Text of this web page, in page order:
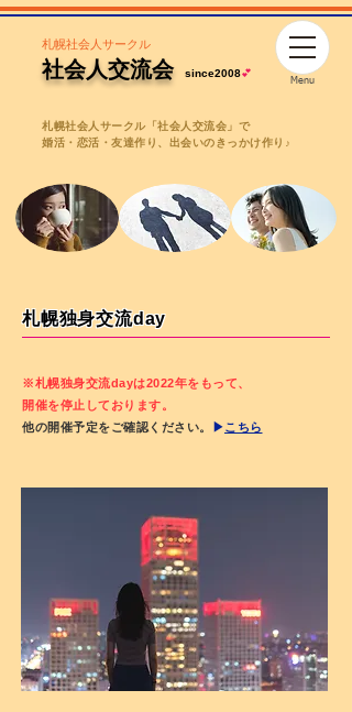
社会人交流会 since2008💕
札幌社会人サークル「社会人交流会」で
婚活・恋活・友達作り、出会いのきっかけ作り♪
札幌社会人サークル
Menu
札幌独身交流day
※札幌独身交流dayは2022年をもって、
開催を停止しております。
他の開催予定をご確認ください。
▶こちら